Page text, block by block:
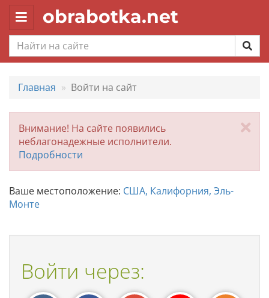
Toggle
navigation
obrabotka.net
Главная Войти на сайт
Внимание! На сайте появились
неблагонадежные исполнители.
Подробности
Ваше местоположение: США, Калифорния, Эль-
Монте
Войти через: